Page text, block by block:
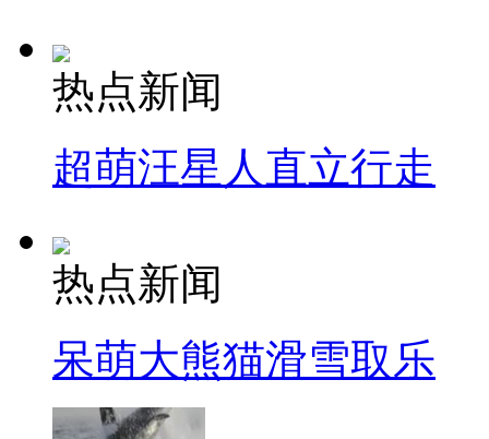
热点新闻
超萌汪星人直立行走
热点新闻
呆萌大熊猫滑雪取乐